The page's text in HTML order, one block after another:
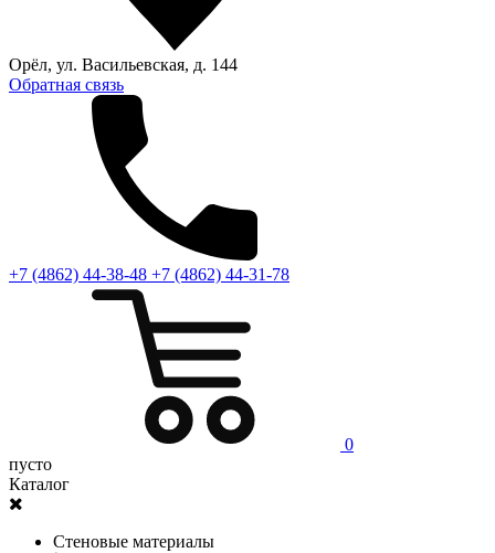
Орёл, ул. Васильевская, д. 144
Обратная связь
+7 (4862) 44-38-48 +7 (4862) 44-31-78
0
пусто
Каталог
Стеновые материалы